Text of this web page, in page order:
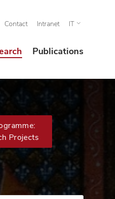
Contact Intranet IT
Publications
Projects